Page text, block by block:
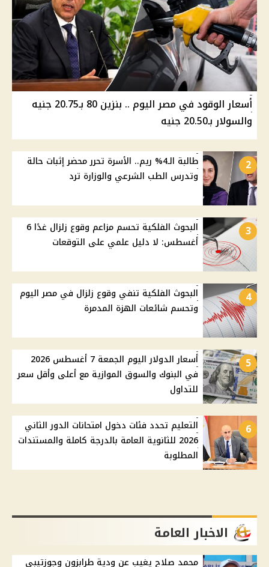
أسعار الوقود في مصر اليوم .. بنزين 80 بـ20.75 جنيه
والسولار بـ20.50 جنيه
2
طالبة الـ4% ريم.. الأسرة تحرر محضر إثبات حالة
وتدرس الطب الشرعي والوزارة ترد
3
البحوث الفلكية تحسم مزاعم وقوع زلزال غدًا 6
أغسطس: لا دليل علمي على التوقعات
4
البحوث الفلكية تنفي وقوع زلزال في مصر اليوم
وتحسم شائعات الهزة المدمرة
5
أسعار الدولار اليوم الجمعة 7 أغسطس 2026
في البنوك والسوق الموازية مع أعلى وأقل سعر
للتداول
6
التعليم تحدد فئات دخول امتحانات الدور الثاني
2026 للثانوية العامة بالدرجة كاملة والمستندات
المطلوبة
الاخبار العامة
محمد صلاح يغيب عن ودية طرابزون وجوزتيبي